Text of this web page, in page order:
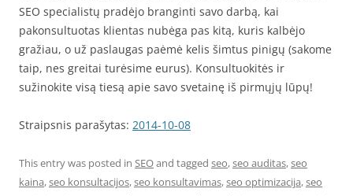
SEO specialistų pradėjo branginti savo darbą, kai
pakonsultuotas klientas nubėga pas kitą, kuris kalbėjo
gražiau, o už paslaugas paėmė kelis šimtus pinigų (sakome
taip, nes greitai turėsime eurus). Konsultuokitės ir
sužinokite visą tiesą apie savo svetainę iš pirmųjų lūpų!
Straipsnis parašytas: 2014-10-08
This entry was posted in SEOand tagged seo,seo auditas,seo
kaina,seo konsultacijos,seo konsultavimas,seo optimizacija,seo